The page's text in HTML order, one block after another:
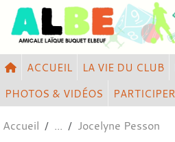
ACCUEIL LA VIE DU CLUB
PHOTOS & VIDÉOS
PARTICIPER
Accueil Jocelyne Pesson
Panneau de gestion des cookies